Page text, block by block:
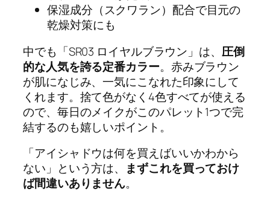
保湿成分（スクワラン）配合で目元の
乾燥対策にも
中でも「SR03 ロイヤルブラウン」は、 圧倒
的な人気を誇る定番カラー。赤みブラウン
が肌になじみ、一気にこなれた印象にして
くれます。捨て色がなく4色すべてが使える
ので、毎日のメイクがこのパレット1つで完
結するのも嬉しいポイント。
「アイシャドウは何を買えばいいかわから
ない」という方は、
まずこれを買っておけ
ば間違いありません。